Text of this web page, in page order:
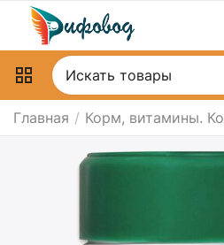
Главная / Корм, витамины.